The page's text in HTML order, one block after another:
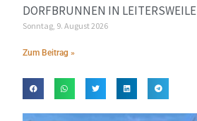
DORFBRUNNEN IN
Sonntag, 9. August 2026
Zum Beitrag »